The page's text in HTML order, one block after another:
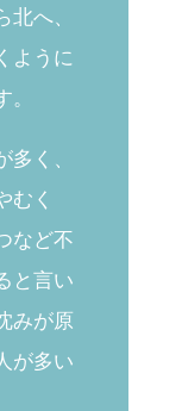
へ、
ように
く、
むく
など不
と言い
みが原
が多い